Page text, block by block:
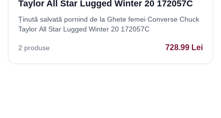
Taylor All Star Lugged Winter 20 172057C
Ținută salvată pornind de la Ghete femei Converse Chuck
Taylor All Star Lugged Winter 20 172057C
2 produse 728.99 Lei